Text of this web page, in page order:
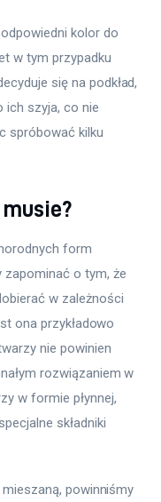
kolor do
w tym przypadku
się na podkład,
ich szyja, co nie
spróbować kilku
musie?
form
zapominać o tym, że
w zależności
ona przykładowo
nie powinien
rozwiązaniem w
w formie płynnej,
składniki
powinniśmy